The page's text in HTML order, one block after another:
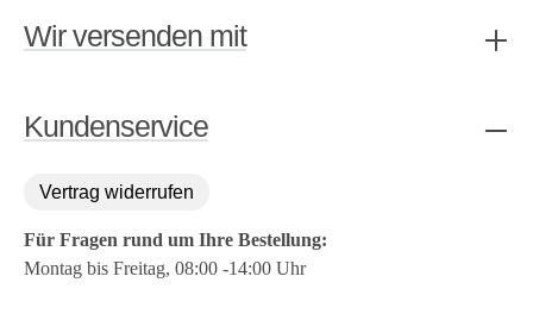
Wir versenden mit
Kundenservice
Vertrag widerrufen
Für Fragen rund um Ihre Bestellung:
Montag bis Freitag, 08:00 -14:00 Uhr